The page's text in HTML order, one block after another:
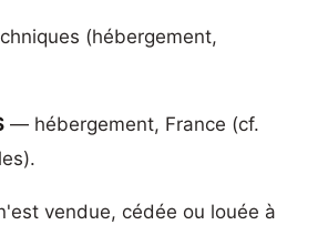
(hébergement,
— hébergement, France (cf.
vendue, cédée ou louée à